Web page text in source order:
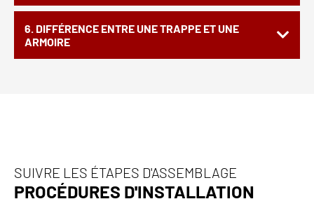
6. DIFFÉRENCE ENTRE UNE TRAPPE ET UNE
ARMOIRE
SUIVRE LES ÉTAPES D'ASSEMBLAGE
PROCÉDURES D'INSTALLATION